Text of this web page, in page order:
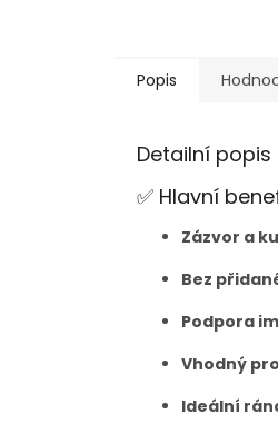
Popis
Detailní
✅ Hlavní
Zázvor a
Bez
Podpora
Vhodný
Ideální